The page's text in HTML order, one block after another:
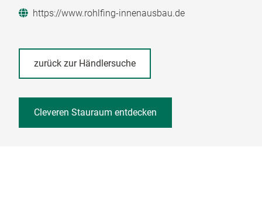
https://www.rohlfing-innenausbau.de
zurück zur Händlersuche
Cleveren Stauraum entdecken